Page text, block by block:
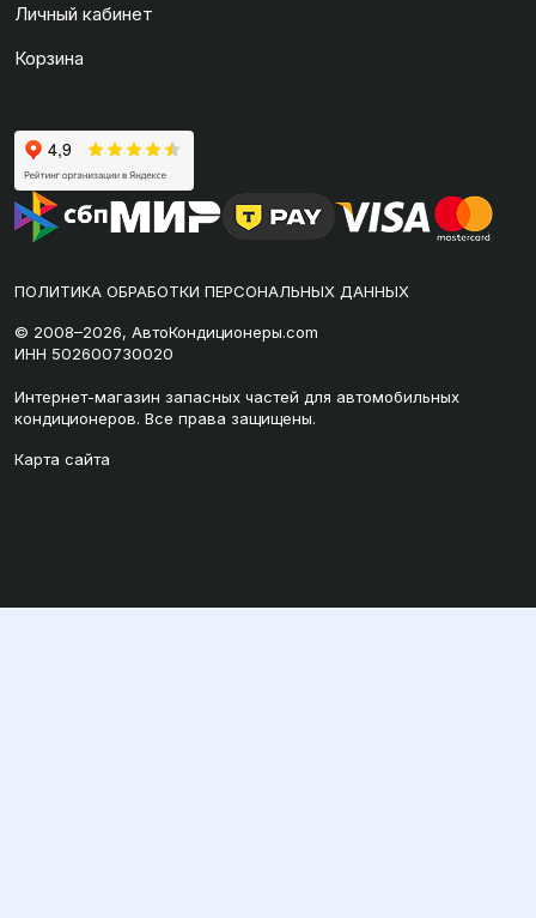
Личный кабинет
Корзина
ПОЛИТИКА ОБРАБОТКИ ПЕРСОНАЛЬНЫХ ДАННЫХ
© 2008–2026, АвтоКондиционеры.com
ИНН 502600730020
Интернет-магазин запасных частей для автомобильных
кондиционеров. Все права защищены.
Карта сайта